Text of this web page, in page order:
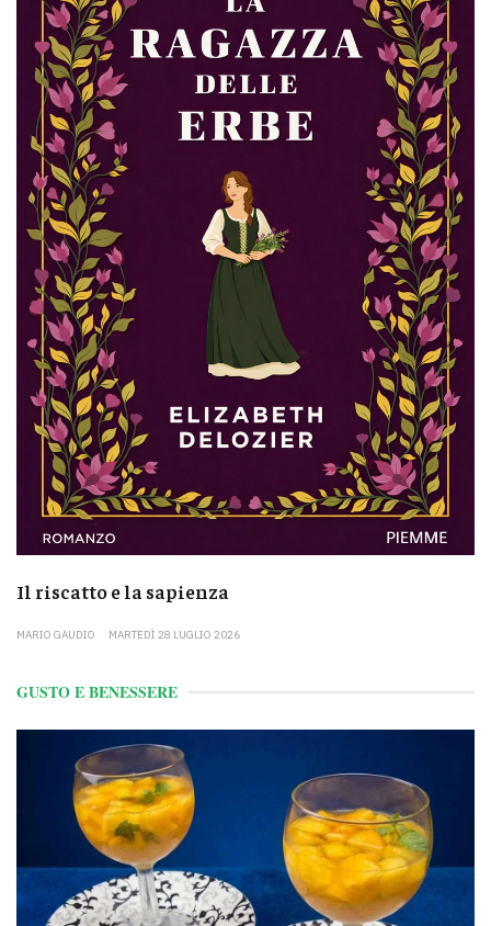
Il riscatto e la sapienza
MARIO GAUDIO MARTEDÌ 28 LUGLIO 2026
GUSTO E BENESSERE